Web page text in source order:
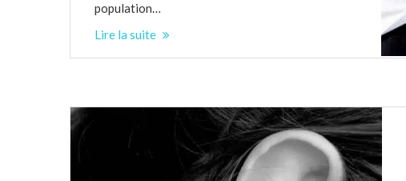
population…
Lire la suite